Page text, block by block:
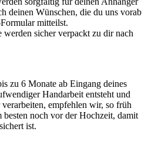
deinen Wünschen, die du uns vorab
mitteilst.
sicher verpackt zu dir nach
zu 6 Monate ab Eingang deines
Handarbeit entsteht und
empfehlen wir, so früh
noch vor der Hochzeit, damit
ist.